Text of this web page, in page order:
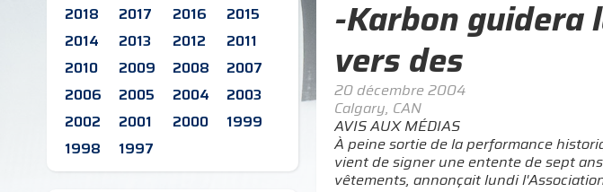
2018
2017 2016
2015
2014
2013 2012
2011
2010
2009 2008
2007
2006
2005 2004
2003
2002
2001 2000
1999
1998
1997
-Karbon guidera
vers des
20 décembre 2004
Calgary, CAN
AVIS AUX MÉDIAS
À peine sortie de la performance
vient de signer une entente de sept
vêtements, annonçait lundi